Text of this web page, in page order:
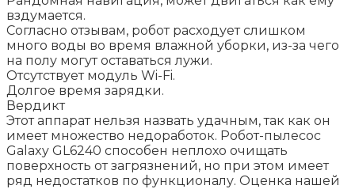
вздумается.
Согласно отзывам, робот расходует слишком
много воды во время влажной уборки, из-за чего
на полу могут оставаться лужи.
Отсутствует модуль Wi-Fi.
Долгое время зарядки.
Вердикт
Этот аппарат нельзя назвать удачным, так как он
имеет множество недоработок. Робот-пылесос
Galaxy GL6240 способен неплохо очищать
поверхность от загрязнений, но при этом имеет
ряд недостатков по функционалу. Оценка нашей